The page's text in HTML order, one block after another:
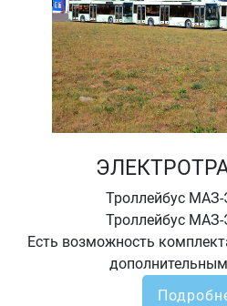
Троллейбус
Троллейбус
Есть возможность